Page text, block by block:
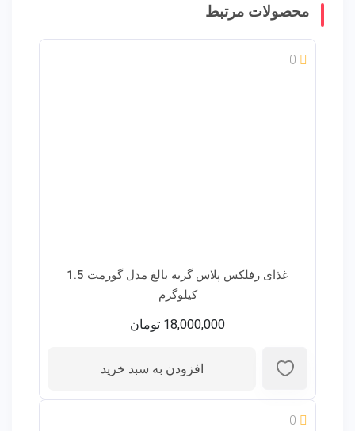
محصولات مرتبط
0
غذای رفلکس پلاس گربه بالغ مدل گورمت 1.5
کیلوگرم
18,000,000 تومان
افزودن به سبد خرید
0